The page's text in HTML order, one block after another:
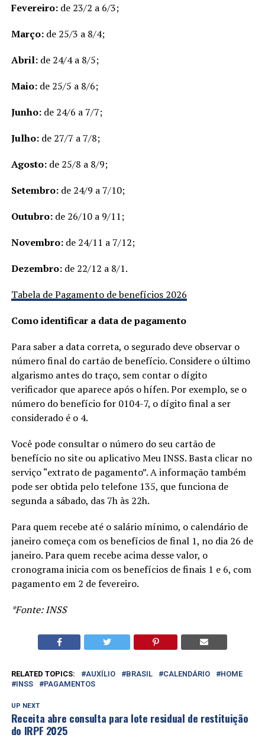
Fevereiro:de 23/2 a 6/3;
Março: de 25/3 a 8/4;
Abril: de 24/4 a 8/5;
Maio: de 25/5 a 8/6;
Junho: de 24/6 a 7/7;
Julho: de 27/7 a 7/8;
Agosto:de 25/8 a 8/9;
Setembro: de 24/9 a 7/10;
Outubro:de 26/10 a 9/11;
Novembro:de 24/11 a 7/12;
Dezembro: de 22/12 a 8/1.
Tabela de Pagamento de benefícios 2026
Como identificar a data de pagamento
Para saber a data correta, o segurado deve observar o
número final do cartão de benefício. Considere o último
algarismo antes do traço, sem contar o dígito
verificador que aparece após o hífen. Por exemplo, se o
número do benefício for 0104-7, o dígito final a ser
considerado é o 4.
Você pode consultar o número do seu cartão de
benefício no site ou aplicativo Meu INSS. Basta clicar no
serviço “extrato de pagamento”. A informação também
pode ser obtida pelo telefone 135, que funciona de
segunda a sábado, das 7h às 22h.
Para quem recebe até o salário mínimo, o calendário de
janeiro começa com os benefícios de final 1, no dia 26 de
janeiro. Para quem recebe acima desse valor, o
cronograma inicia com os benefícios de finais 1 e 6, com
pagamento em 2 de fevereiro.
*Fonte: INSS
RELATED TOPICS: AUXÍLIO BRASIL CALENDÁRIO
HOME
INSS
PAGAMENTOS
UP NEXT
Receita abre consulta para lote residual de restituição
do IRPF 2025